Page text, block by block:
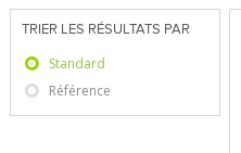
TRIER LES RÉSULTATS PAR
Standard
Référence